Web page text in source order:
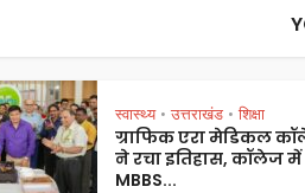
स्वास्थ्य • उत्तराखंड • शिक्षा
ग्राफिक एरा मेडिकल
ने रचा इतिहास, कॉलेज में
MBBS...